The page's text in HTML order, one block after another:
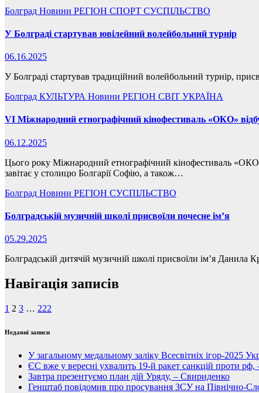
Болград Новини РЕГІОН СПОРТ СУСПІЛЬСТВО
У Болграді стартував ювілейний волейбольний турнір
06.16.2025
У Болграді стартував традиційний волейбольний турнір,
Болград КУЛЬТУРА Новини РЕГІОН СВІТ УКРАЇНА
VI Міжнародний етнографічний кінофестиваль «ОКО»
06.12.2025
Цього року Міжнародний етнографічний кінофестиваль «ОКО»
завітає у столицю Болгарії Софію, а також…
Болград Новини РЕГІОН СУСПІЛЬСТВО
Болградській музичній школі присвоїли почесне ім’я
05.29.2025
Болградській дитячій музичній школі присвоїли ім’я Данила
Навігація записів
1 2 3 … 222
Недавні записи
У загальному медальному заліку Всесвітніх ігор-2025
ЄС вже у вересні ухвалить 19-й ракет санкцій проти
Завтра презентуємо план дій Уряду, – Свириденко
Генштаб повідомив про просування ЗСУ на Північно-